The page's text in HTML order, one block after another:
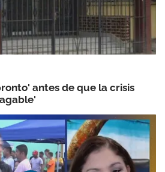
antes de que la crisis